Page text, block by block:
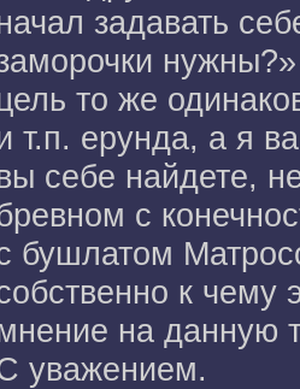
задавать
то же
т.п. ерунда, а я
себе найдете,
с
бушлатом
к чему
на данную
уважением.